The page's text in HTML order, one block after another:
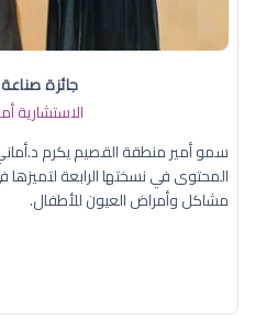
جائزة
الاستشارية
سمو أمير منطقة القصيم يكرم
المحتوى في نسختها الرابعة لتميزها
مشاكل وأمراض العيون للأطفال.